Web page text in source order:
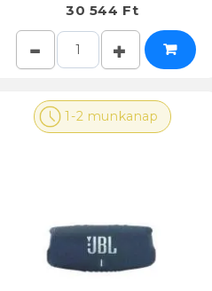
30 544 Ft
1-2 munkanap